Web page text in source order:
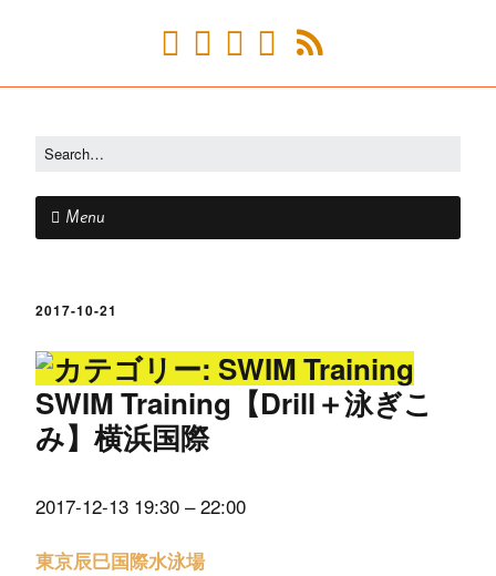
Menu
2017-10-21
SWIM Training【Drill＋泳ぎこ
み】横浜国際
2017-12-13 19:30 –22:00
東京辰巳国際水泳場